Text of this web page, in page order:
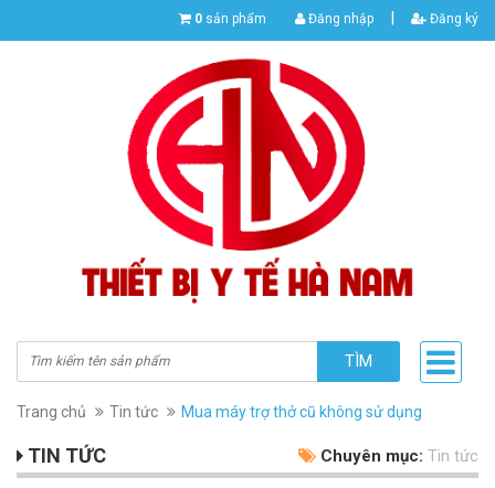
0 sản phẩm Đăng nhập | Đăng ký
TÌM
Trang chủ Tin tức Mua máy trợ thở cũ không sử dụng
TIN TỨC Chuyên mục: Tin tức